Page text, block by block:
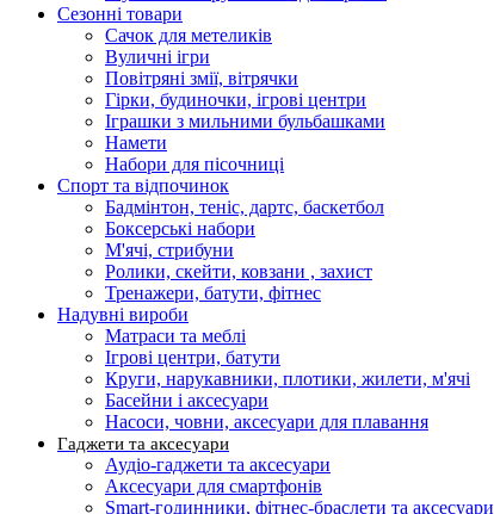
Сезонні товари
Сачок для метеликів
Вуличні ігри
Повітряні змії, вітрячки
Гірки, будиночки, ігрові центри
Іграшки з мильними бульбашками
Намети
Набори для пісочниці
Спорт та відпочинок
Бадмінтон, теніс, дартс, баскетбол
Боксерські набори
М'ячі, стрибуни
Ролики, скейти, ковзани , захист
Тренажери, батути, фітнес
Надувні вироби
Матраси та меблі
Ігрові центри, батути
Круги, нарукавники, плотики, жилети, м'ячі
Басейни і аксесуари
Насоси, човни, аксесуари для плавання
Гаджети та аксесуари
Аудіо-гаджети та аксесуари
Аксесуари для смартфонів
Smart-годинники, фітнес-браслети та аксесуари